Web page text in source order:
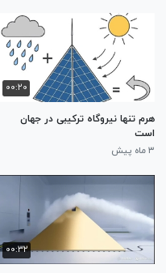
۰۰:۲۰
هرم تنها نیروگاه ترکیبی در جهان
است
۳ ماه پیش
۰۰:۳۲